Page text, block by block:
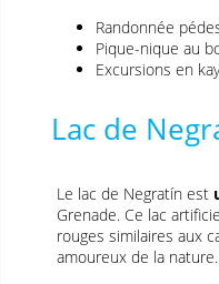
Randonnée
Pique-nique au
Excursions en
Lac de
Le lac de Negratín est
Grenade. Ce lac
rouges similaires aux
amoureux de la nature.